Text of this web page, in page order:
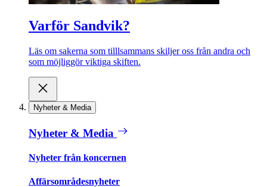
Varför Sandvik?
Läs om sakerna som tilllsammans skiljer oss från andra och
som möjliggör viktiga skiften.
Nyheter & Media
Nyheter & Media
Nyheter från koncernen
Affärsområdesnyheter